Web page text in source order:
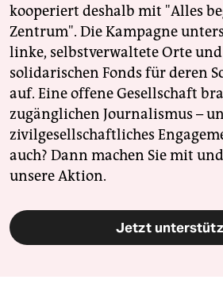
kooperiert deshalb mit "Alles
Zentrum". Die Kampagne
linke, selbstverwaltete Orte
solidarischen Fonds für deren
auf. Eine offene Gesellschaft
zugänglichen Journalismus –
zivilgesellschaftliches
auch? Dann machen Sie mit
unsere Aktion.
Jetzt